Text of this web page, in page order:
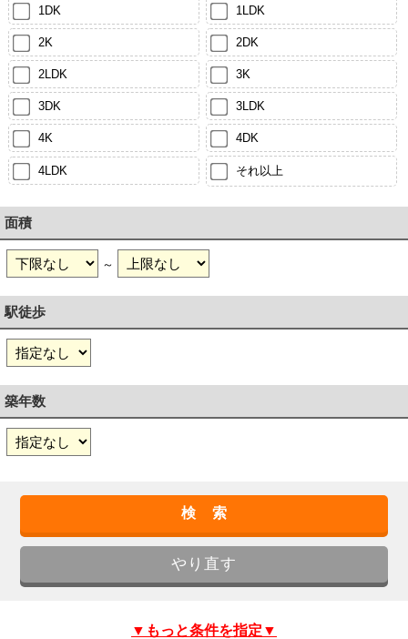
1DK 1LDK
2K 2DK
2LDK 3K
3DK 3LDK
4K 4DK
4LDK それ以上
面積
～
駅徒歩
築年数
▼もっと条件を指定▼